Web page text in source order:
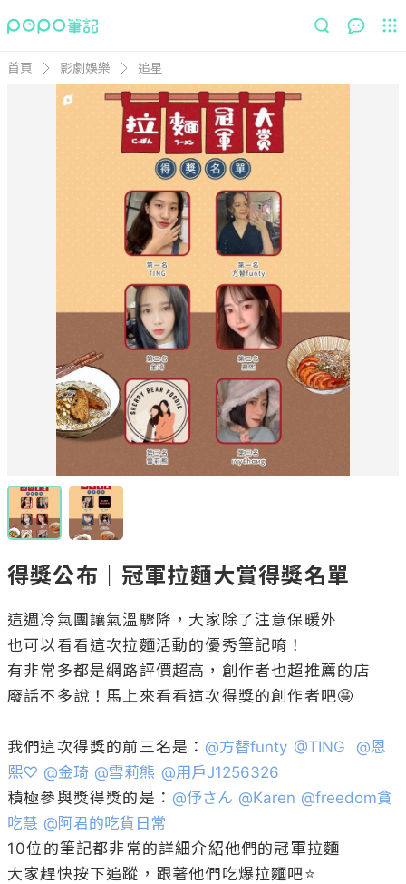
首頁 影劇娛樂 追星
得獎公布｜冠軍拉麵大賞得獎名單
這週冷氣團讓氣溫驟降，大家除了注意保暖外
也可以看看這次拉麵活動的優秀筆記唷！
有非常多都是網路評價超高，創作者也超推薦的店
廢話不多說！馬上來看看這次得獎的創作者吧🤩
我們這次得獎的前三名是： @方替funty @TING @恩
熙♡ @金琦 @雪莉熊 @用戶J1256326
積極參與獎得獎的是： @伃さん @Karen @freedom貪
吃慧 @阿君的吃貨日常
10位的筆記都非常的詳細介紹他們的冠軍拉麵
大家趕快按下追蹤，跟著他們吃爆拉麵吧⭐️